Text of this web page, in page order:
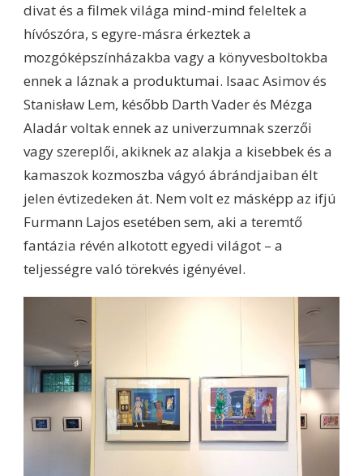
divat és a filmek világa mind-mind feleltek a
hívószóra, s egyre-másra érkeztek a
mozgóképszínházakba vagy a könyvesboltokba
ennek a láznak a produktumai. Isaac Asimov és
Stanisław Lem, később Darth Vader és Mézga
Aladár voltak ennek az univerzumnak szerzői
vagy szereplői, akiknek az alakja a kisebbek és a
kamaszok kozmoszba vágyó ábrándjaiban élt
jelen évtizedeken át. Nem volt ez másképp az ifjú
Furmann Lajos esetében sem, aki a teremtő
fantázia révén alkotott egyedi világot – a
teljességre való törekvés igényével.